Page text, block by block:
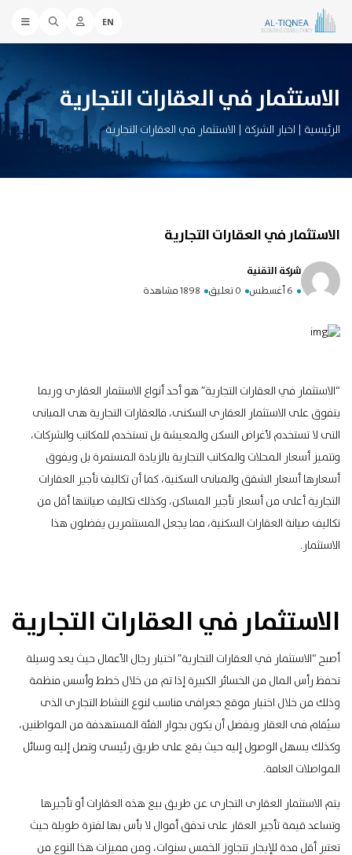
EN
الاستثمار في العقارات التجارية
الرئيسية | اخبار الشركة | الاستثمار في العقارات التجارية
الاستثمار في العقارات التجارية
شركة التقنية
6 أغسطس 0 تعليق 1898 مشاهدة
“الاستثمار في العقارات التجارية” هو أحد أنواع الاستثمار العقارى وربما
يتفوق على الاستثمار العقارى السكنى، فالعقارات التجارية هى المبانى
التى لا تستخدم لأغراض السكن والمعيشة بل تستخدم للمكاتب والشركات،
وتتميز أسعار المحلات والمكاتب التجارية بالزيادة المستمرة بل ويفوق
أسعارها أسعار الشقق والمبانى السكنية، كما أن تكاليف تأجير العقارات
التجارية أعلى من أسعار تأجير المساكن، وكذلك تكاليف صيانتها أقل من
تكاليف صيانة العقارات السكنية، مما يجعل المستثمرين يفضلون هذا
الاستثمار.
الاستثمار في العقارات التجارية
أصبح “الاستثمار في العقارات التجارية” اختيار رجال الأعمال حيث يعد وسيلة
تحفظ رأس المال من الخسائر الكبيرة إذا تم من خلال خطط وأسس منظمة
وذلك من خلال اختيار موقع جعرافى مناسب لنوع النشاط التجارى الذى
سيُقام فى العقار ويفضل أن يكون بجوار الفئة المستهدفة من المواطنين،
وكذلك يسهل الوصول إليه حيث يقع على طريق رئيسى وتصل إليه وسائل
المواصلات العامة.
يتم الاستثمار العقارى التجارى عن طريق بيع هذه العقارات أو تأجيرها
وتساعد قيمة تأجير العقار على تدفق أموال لا بأس بها لفترة طويلة حيث
تعتبر أقل مدة للإيجار تتجاوز الخمس سنوات، ومن مميزات هذا النوع من